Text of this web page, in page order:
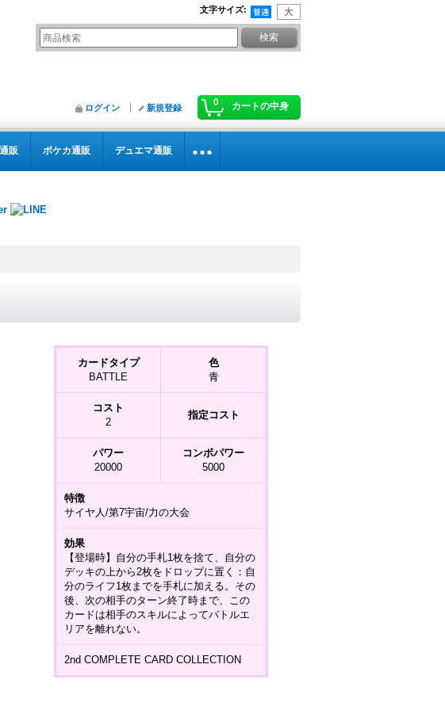
文字サイズ:
0 カートの中身
ログイン 新規登録
販 ポケカ通販 デュエマ通販
カードタイプ
BATTLE
色
青
コスト
2
指定コスト
パワー
20000
コンボパワー
5000
特徴
サイヤ人/第7宇宙/力の大会
効果
【登場時】自分の手札1枚を捨て、自分の
デッキの上から2枚をドロップに置く：自
分のライフ1枚までを手札に加える。その
後、次の相手のターン終了時まで、この
カードは相手のスキルによってバトルエ
リアを離れない。
2nd COMPLETE CARD COLLECTION